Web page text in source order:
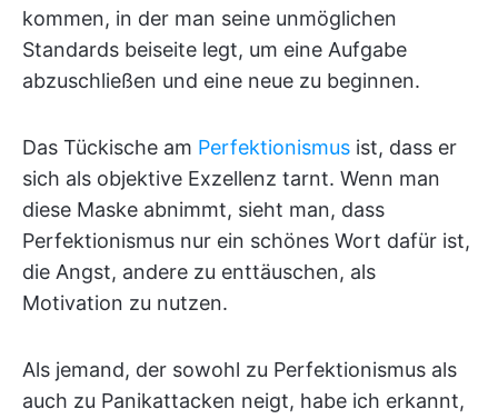
kommen, in der man seine unmöglichen
Standards beiseite legt, um eine Aufgabe
abzuschließen und eine neue zu beginnen.
Das Tückische am Perfektionismus ist, dass er
sich als objektive Exzellenz tarnt. Wenn man
diese Maske abnimmt, sieht man, dass
Perfektionismus nur ein schönes Wort dafür ist,
die Angst, andere zu enttäuschen, als
Motivation zu nutzen.
Als jemand, der sowohl zu Perfektionismus als
auch zu Panikattacken neigt, habe ich erkannt,